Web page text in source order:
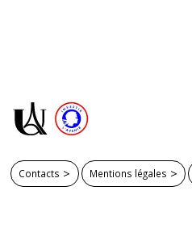
Contacts Mentions légales